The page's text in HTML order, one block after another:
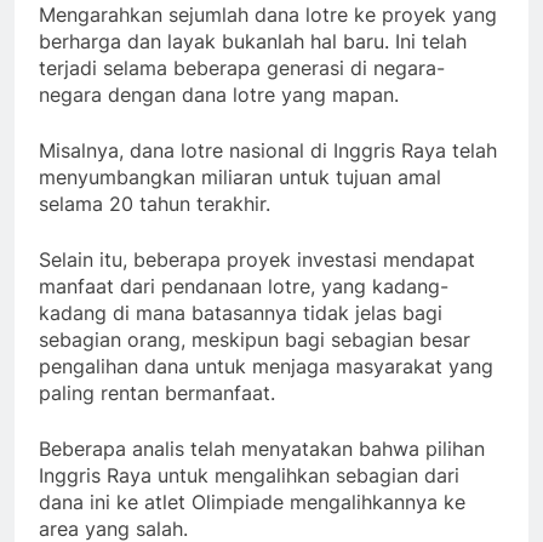
Mengarahkan sejumlah dana lotre ke proyek yang
berharga dan layak bukanlah hal baru. Ini telah
terjadi selama beberapa generasi di negara-
negara dengan dana lotre yang mapan.
Misalnya, dana lotre nasional di Inggris Raya telah
menyumbangkan miliaran untuk tujuan amal
selama 20 tahun terakhir.
Selain itu, beberapa proyek investasi mendapat
manfaat dari pendanaan lotre, yang kadang-
kadang di mana batasannya tidak jelas bagi
sebagian orang, meskipun bagi sebagian besar
pengalihan dana untuk menjaga masyarakat yang
paling rentan bermanfaat.
Beberapa analis telah menyatakan bahwa pilihan
Inggris Raya untuk mengalihkan sebagian dari
dana ini ke atlet Olimpiade mengalihkannya ke
area yang salah.